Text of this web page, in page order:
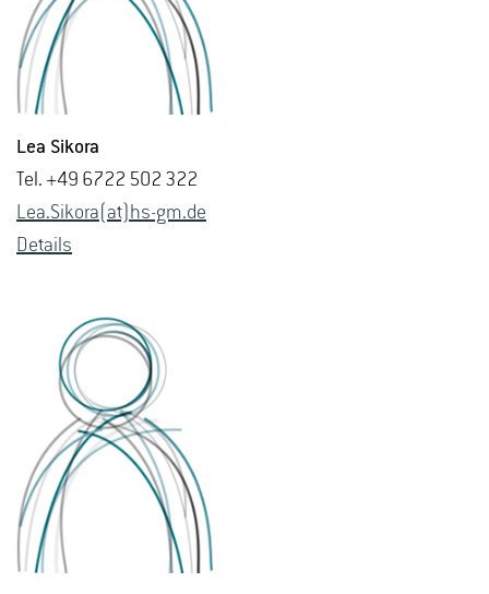
Lea Si­ko­ra
Tel. +49 6722 502 322
Lea.​Sikora(at)hs-​gm.​de
De­tails